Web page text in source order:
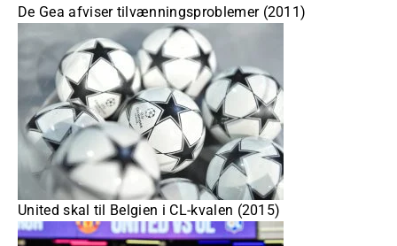
De Gea afviser tilvænningsproblemer (2011)
United skal til Belgien i CL-kvalen (2015)